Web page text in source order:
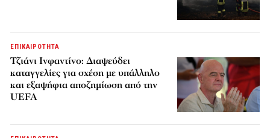
ΕΠΙΚΑΙΡΟΤΗΤΑ
Τζιάνι Ινφαντίνο: Διαψεύδει
καταγγελίες για σχέση με υπάλληλο
και εξαψήφια αποζημίωση από την
UEFA